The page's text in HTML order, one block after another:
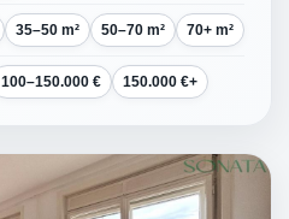
35–50 m² 50–70 m² 70+ m²
100–150.000 € 150.000 €+